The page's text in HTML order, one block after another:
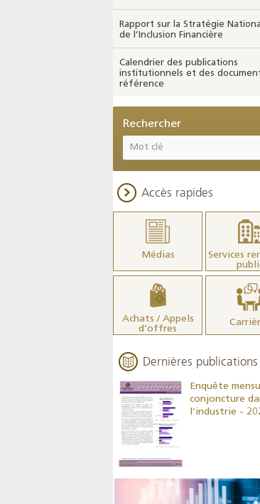
Rapport sur la Stratégie
de l’Inclusion Financière
Calendrier des publications
institutionnels et des
référence
Rechercher
Accès rapides
Médias
Services
Achats / Appels
d’offres
Dernières publications
Enquête
conjoncture
l’industrie -